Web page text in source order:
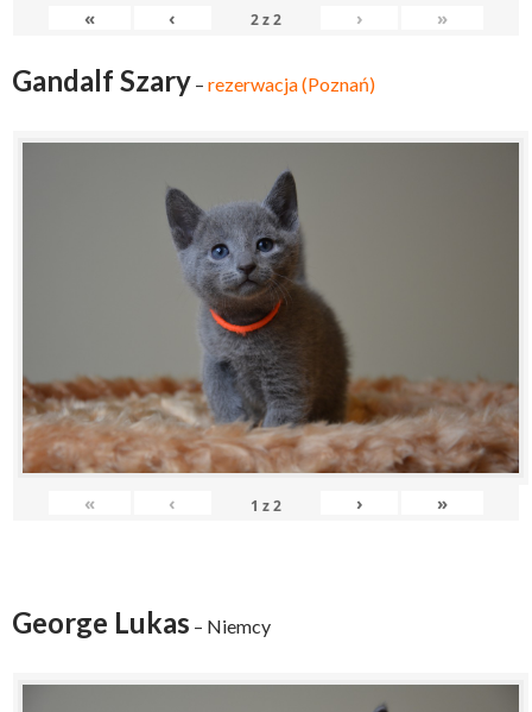
« ‹ 2z2 › »
Gandalf Szary – rezerwacja (Poznań)
« ‹ 1 z2 › »
George Lukas – Niemcy